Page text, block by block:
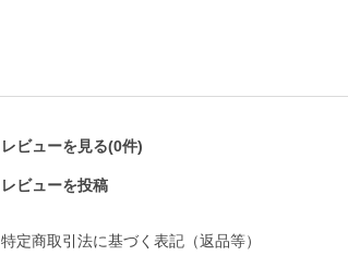
レビューを見る(0件)
レビューを投稿
特定商取引法に基づく表記（返品等）